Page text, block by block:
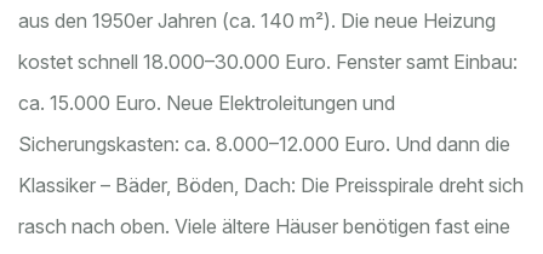
aus den 1950er Jahren (ca. 140 m²). Die neue Heizung
kostet schnell 18.000–30.000 Euro. Fenster samt Einbau:
ca. 15.000 Euro. Neue Elektroleitungen und
Sicherungskasten: ca. 8.000–12.000 Euro. Und dann die
Klassiker – Bäder, Böden, Dach: Die Preisspirale dreht sich
rasch nach oben. Viele ältere Häuser benötigen fast eine